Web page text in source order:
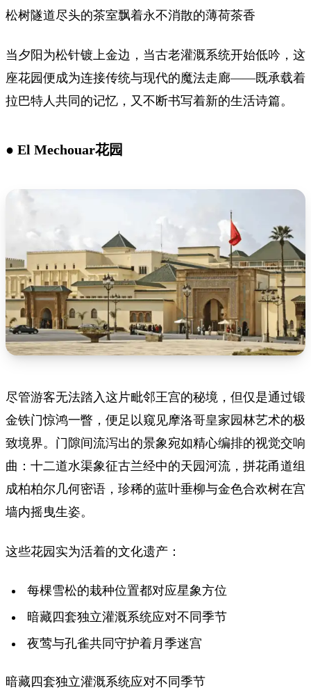
松树隧道尽头的茶室飘着永不消散的薄荷茶香
当夕阳为松针镀上金边，当古老灌溉系统开始低吟，这
座花园便成为连接传统与现代的魔法走廊——既承载着
拉巴特人共同的记忆，又不断书写着新的生活诗篇。
● El Mechouar花园
尽管游客无法踏入这片毗邻王宫的秘境，但仅是通过锻
金铁门惊鸿一瞥，便足以窥见摩洛哥皇家园林艺术的极
致境界。门隙间流泻出的景象宛如精心编排的视觉交响
曲：十二道水渠象征古兰经中的天园河流，拼花甬道组
成柏柏尔几何密语，珍稀的蓝叶垂柳与金色合欢树在宫
墙内摇曳生姿。
这些花园实为活着的文化遗产：
每棵雪松的栽种位置都对应星象方位
暗藏四套独立灌溉系统应对不同季节
夜莺与孔雀共同守护着月季迷宫
暗藏四套独立灌溉系统应对不同季节